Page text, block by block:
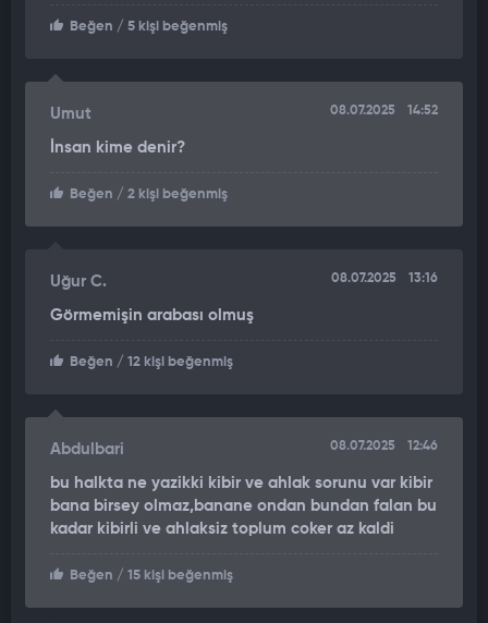
Beğen / 5 kişi beğenmiş
Umut 08.07.2025 14:52
İnsan kime denir?
Beğen / 2 kişi beğenmiş
Uğur C. 08.07.2025 13:16
Görmemişin arabası olmuş
Beğen / 12 kişi beğenmiş
Abdulbari 08.07.2025 12:46
bu halkta ne yazikki kibir ve ahlak sorunu var kibir
bana birsey olmaz,banane ondan bundan falan bu
kadar kibirli ve ahlaksiz toplum coker az kaldi
Beğen / 15 kişi beğenmiş